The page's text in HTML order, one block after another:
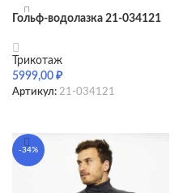
Гольф-водолазка 21-034121
Трикотаж
5999,00 ₽
Артикул: 21-034121
-34%